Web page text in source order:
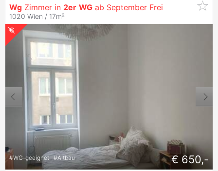
Wg Zimmer in 2er WG ab September Frei
1020 Wien / 17m²
#WG-geeignet #Altbau € 650,-